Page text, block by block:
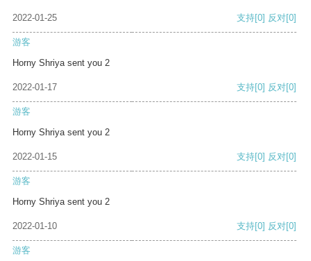
2022-01-25 支持[0] 反对[0]
游客
Horny Shriya sent you 2
2022-01-17 支持[0] 反对[0]
游客
Horny Shriya sent you 2
2022-01-15 支持[0] 反对[0]
游客
Horny Shriya sent you 2
2022-01-10 支持[0] 反对[0]
游客